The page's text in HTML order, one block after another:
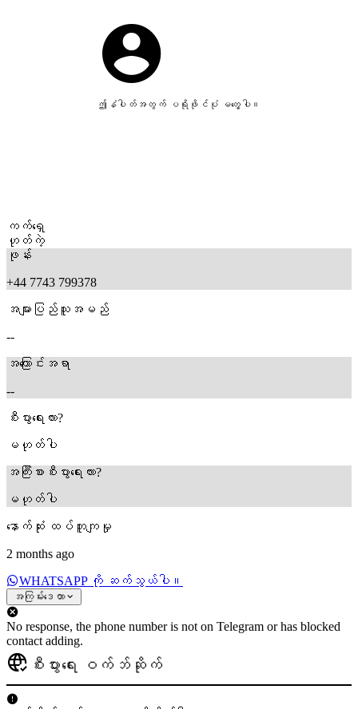
ဤနံပါတ်အတွက် ပရိုဖိုင်ပုံ မတွေ့ပါ။
ကက်ရှေ
ဟုတ်ကဲ့
ဖုန်း
+44 7743 799378
အများပြည်သူအမည်
--
အကြောင်းအရာ
--
စီးပွားရေးလား?
မဟုတ်ပါ
အကြီးစားစီးပွားရေးလား?
မဟုတ်ပါ
နောက်ဆုံး ထပ်တူကျမှု
2 months ago
WHATSAPP ကို ဆက်သွယ်ပါ။
အကြမ်းဒေတာ
No response, the phone number is not on Telegram or has blocked
contact adding.
စီးပွားရေး ဝက်ဘ်ဆိုက်